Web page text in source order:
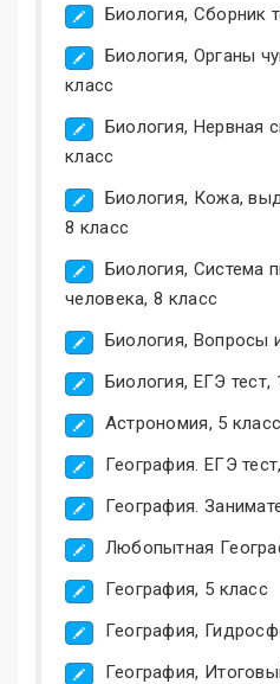
Биология, Сборник
Биология, Органы
класс
Биология, Нервная
класс
Биология, Кожа,
8 класс
Биология, Система
человека, 8 класс
Биология, Вопросы
Биология, ЕГЭ тест,
Астрономия, 5 класс
География. ЕГЭ
География.
Любопытная
География, 5 класс
География,
География,